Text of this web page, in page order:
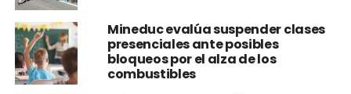
Mineduc evalúa suspender clases
presenciales ante posibles
bloqueos por el alza de los
combustibles